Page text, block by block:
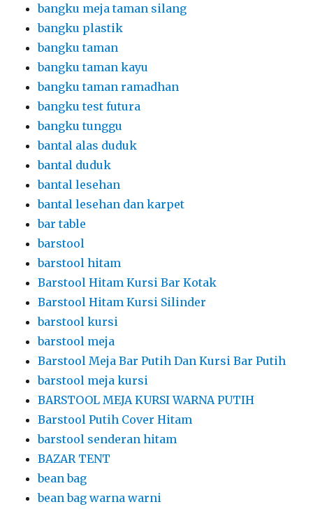
bangku meja taman silang
bangku plastik
bangku taman
bangku taman kayu
bangku taman ramadhan
bangku test futura
bangku tunggu
bantal alas duduk
bantal duduk
bantal lesehan
bantal lesehan dan karpet
bar table
barstool
barstool hitam
Barstool Hitam Kursi Bar Kotak
Barstool Hitam Kursi Silinder
barstool kursi
barstool meja
Barstool Meja Bar Putih Dan Kursi Bar Putih
barstool meja kursi
BARSTOOL MEJA KURSI WARNA PUTIH
Barstool Putih Cover Hitam
barstool senderan hitam
BAZAR TENT
bean bag
bean bag warna warni